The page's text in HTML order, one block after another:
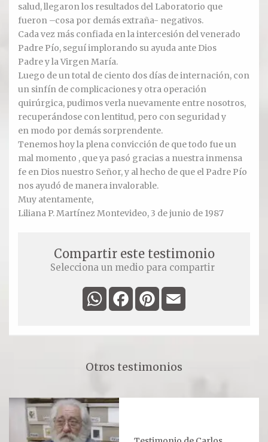
El Milagro
Relación con Flia. Damiani
Galería y testimonios
Reliquias
ORACIONES
Oraciones
Oración para hoy
Novena
DEVOTOS
salud, llegaron los resultados del Laboratorio que
fueron –cosa por demás extraña- negativos.
Cada vez más confiada en la intercesión del venerado
Padre Pío, seguí implorando su ayuda ante Dios
Padre y la Virgen María.
Luego de un total de ciento dos días de internación, con
un sinfín de complicaciones y otra operación
quirúrgica, pudimos verla nuevamente entre nosotros,
recuperándose con lentitud, pero con seguridad y
en modo por demás sorprendente.
Tenemos hoy la plena convicción de que todo fue un
mal momento , que ya pasó gracias a nuestra inmensa
fe en Dios nuestro Señor, y al hecho de que el Padre Pío
nos ayudó de manera invalorable.
Muy atentamente,
Liliana P. Martínez Montevideo, 3 de junio de 1987
Compartir este testimonio
Selecciona un medio para compartir
WhatsAppFacebookPinterest
Otros testimonios